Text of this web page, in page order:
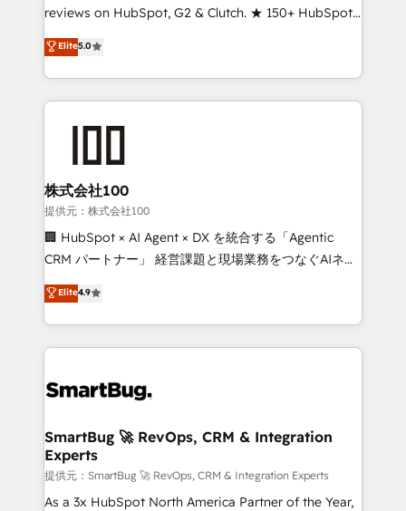
reviews on HubSpot, G2 & Clutch. ★ 150+ HubSpot
Certified Experts & Trainers across the team ★
1,500+ implementations across five continents ★ AI-
First, RevOps-led, Onboarding obsessed ★
Company of the Year 2024/25 INSIDEA helps
and build AI-powered workflows that drive adoption
from week one, in your time zone. What we do ➤
Onboarding: Live in weeks, with workflows built
around your business, not a template. ➤ Migration:
Move from any legacy CRM. Zero downtime, full data
run your revenue process. Sales, marketing, and
service wired together. ➤ AI and Integrations: Layer
tune-ups, feature rollouts, adoption coaching. Buying
HubSpot, switching to it, or reviving a stale portal?
We are built for the work.
Elite5.0
株式会社100
提供元：株式会社100
🏢 HubSpot × AI Agent × DX を統合する「Agentic
CRM パートナー」 経営課題と現場業務をつなぐAIネイ
ティブ・エージェンシーとして、HubSpot Eliteの実装
力で顧客フロント業務を再設計します。 💡 100inc は何
をする会社か？ HubSpotを共通基盤に、AIエージェン
トを組み込んだ顧客フロント業務（マーケティング・営
ィブ・エージェンシーです。事業部・グループ会社・部
を、CRMを軸とした全社共通基盤に再構築します。意
思決定者・PMO・現場担当者に並走します。 1️⃣
HubSpot導入・活用支援 顧客データの一元化から、
GTMの見える化・自動化まで。全Hub統合運用、デー
Elite4.9
SmartBug 🚀 RevOps, CRM & Integration
Experts
提供元：SmartBug 🚀 RevOps, CRM & Integration Experts
As a 3x HubSpot North America Partner of the Year,